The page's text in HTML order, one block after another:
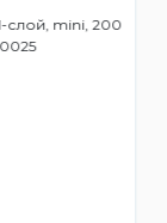
слой, mini, 200